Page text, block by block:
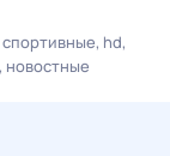
спортивные hd
новостные